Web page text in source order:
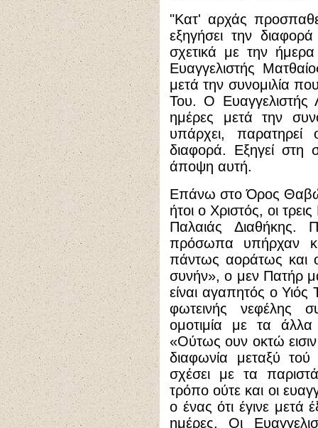
"Κατ' αρχάς
εξηγήσει την
σχετικά με την
Ευαγγελιστής
μετά την συνομιλία
Του. Ο Ευαγγελιστής
ημέρες μετά την
υπάρχει, παρατηρεί
διαφορά. Εξηγεί στη
άποψη αυτή.
Επάνω στο Όρος Θαβώρ
ήτοι ο Χριστός, οι
Παλαιάς
πρόσωπα υπήρχαν
πάντως αοράτως και
συνήν», ο μεν Πατήρ
είναι αγαπητός ο
φωτεινής νεφέλης
ομοτιμία με τα
«Ούτως ουν οκτώ
διαφωνία μεταξύ
σχέσει με τα
τρόπο ούτε και οι
ο ένας ότι έγινε μετά
ημέρες. Οι